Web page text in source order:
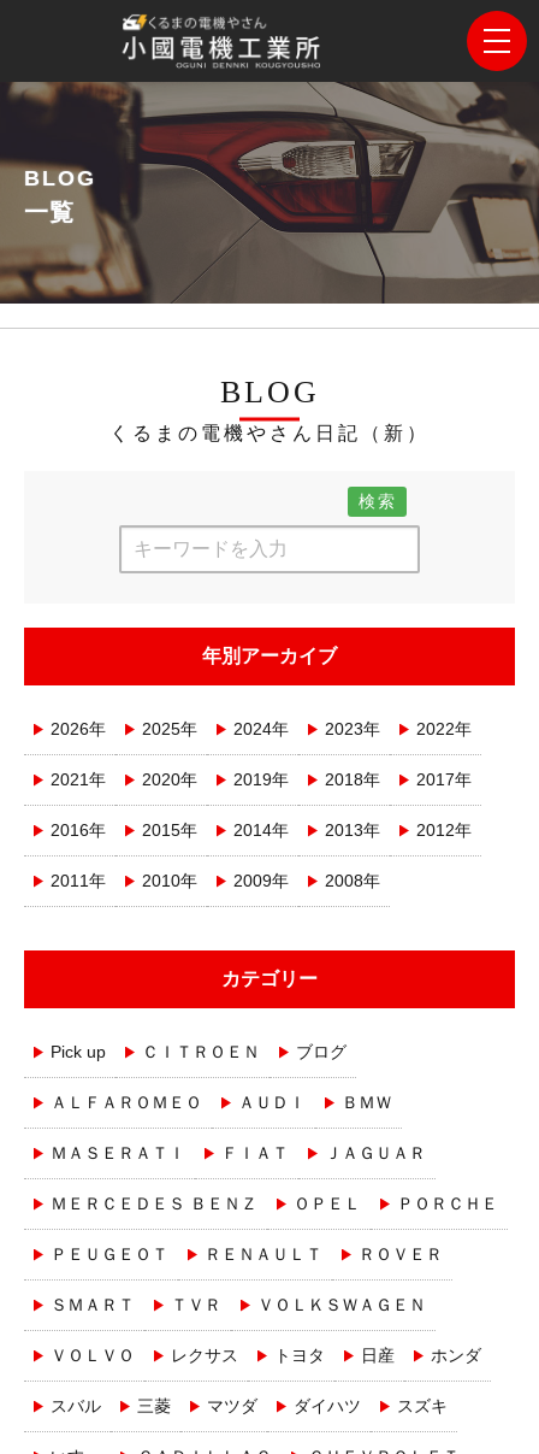
BLOG
一覧
BLOG
くるまの電機やさん日記（新）
検索
年別アーカイブ
2026年 2025年 2024年 2023年 2022年
2021年 2020年 2019年 2018年 2017年
2016年 2015年 2014年 2013年 2012年
2011年 2010年 2009年 2008年
カテゴリー
Pick up ＣＩＴＲＯＥＮ ブログ
ＡＬＦＡＲＯＭＥＯ ＡＵＤＩ ＢＭＷ
ＭＡＳＥＲＡＴＩ ＦＩＡＴ ＪＡＧＵＡＲ
ＭＥＲＣＥＤＥＳ ＢＥＮＺ ＯＰＥＬ ＰＯＲＣＨＥ
ＰＥＵＧＥＯＴ ＲＥＮＡＵＬＴ ＲＯＶＥＲ
ＳＭＡＲＴ ＴＶＲ ＶＯＬＫＳＷＡＧＥＮ
ＶＯＬＶＯ レクサス トヨタ 日産 ホンダ
スバル 三菱 マツダ ダイハツ スズキ